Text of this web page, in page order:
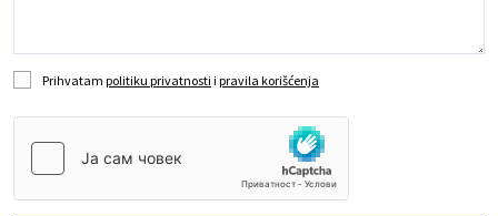
Prihvatam politiku privatnosti i pravila korišćenja